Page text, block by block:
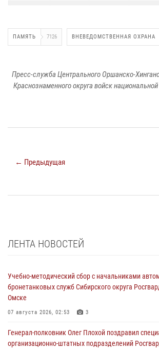
ПАМЯТЬ 7126 ВНЕВЕДОМСТВЕННАЯ ОХРАНА
Пресс-служба Центрального Оршанско-
Краснознаменного округа войск
← Предыдущая
ЛЕНТА НОВОСТЕЙ
Учебно-методический сбор с начальниками
бронетанковых служб Сибирского округа
Омске
07 августа 2026, 02:53 3
Генерал-полковник Олег Плохой поздравил
организационно-штатных подразделений